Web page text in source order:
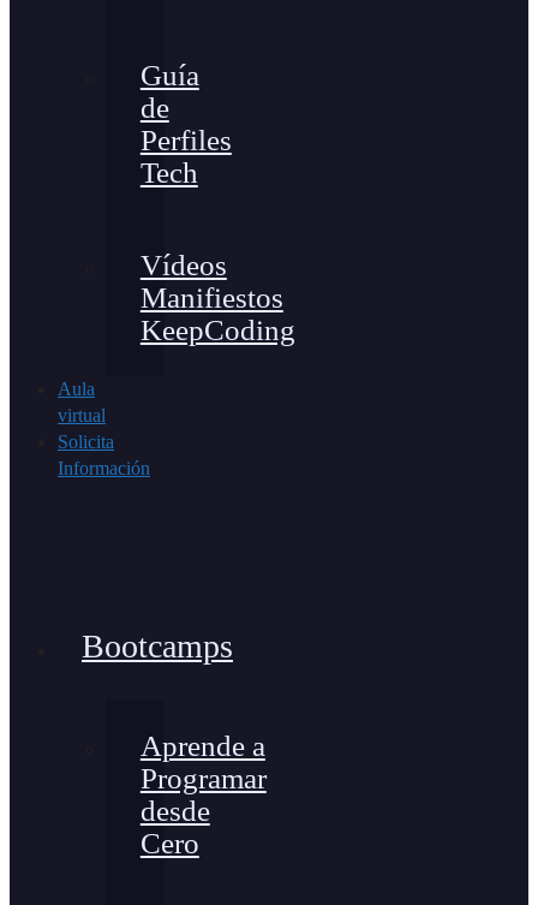
Guía
de
Perfiles
Tech
Vídeos
Manifiestos
KeepCoding
Aula
virtual
Solicita
Información
Bootcamps
Aprende a
Programar
desde
Cero